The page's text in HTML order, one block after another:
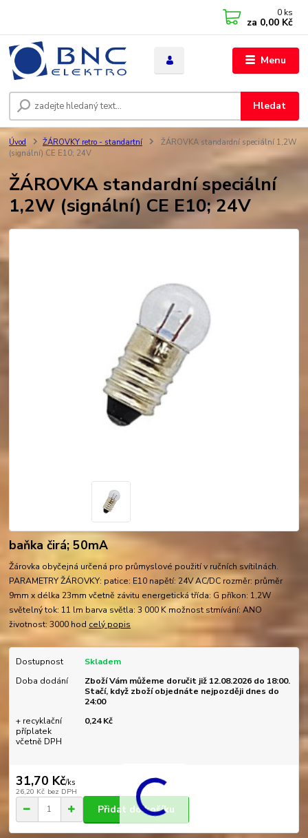
Menu
Hledat
0 ks
za 0,00 Kč
Úvod ŽÁROVKY retro - standartní
ŽÁROVKA standardní speciální 1,2W
(signální) CE E10; 24V
ŽÁROVKA standardní speciální
1,2W (signální) CE E10; 24V
baňka čirá; 50mA
Žárovka obyčejná určená pro průmyslové použití v ručních svítilnách.
PARAMETRY ŽÁROVKY: patice: E10 napětí: 24V AC/DC rozměr: průměr
9mm x délka 23mm včetně závitu energetická třída: G příkon: 1,2W
světelný tok: 11 lm barva světla: 3 000 K možnost stmívání: ANO
životnost: 3000 hod celý popis
Dostupnost
Skladem
Doba dodání
Zboží Vám můžeme doručit již 12.08.2026 do 18:00.
Stačí, když zboží objednáte nejpozději dnes do
24:00
+ recyklační
příplatek
včetně DPH
0,24 Kč
31,70 Kč/ks
26,20 Kč bez DPH
Přidat do košíku